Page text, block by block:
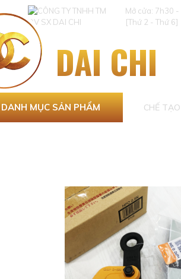
Mở cửa: 7h30
[Thứ 2 - Thứ 6]
DAI CHI
DANH MỤC SẢN PHẨM CHẾ